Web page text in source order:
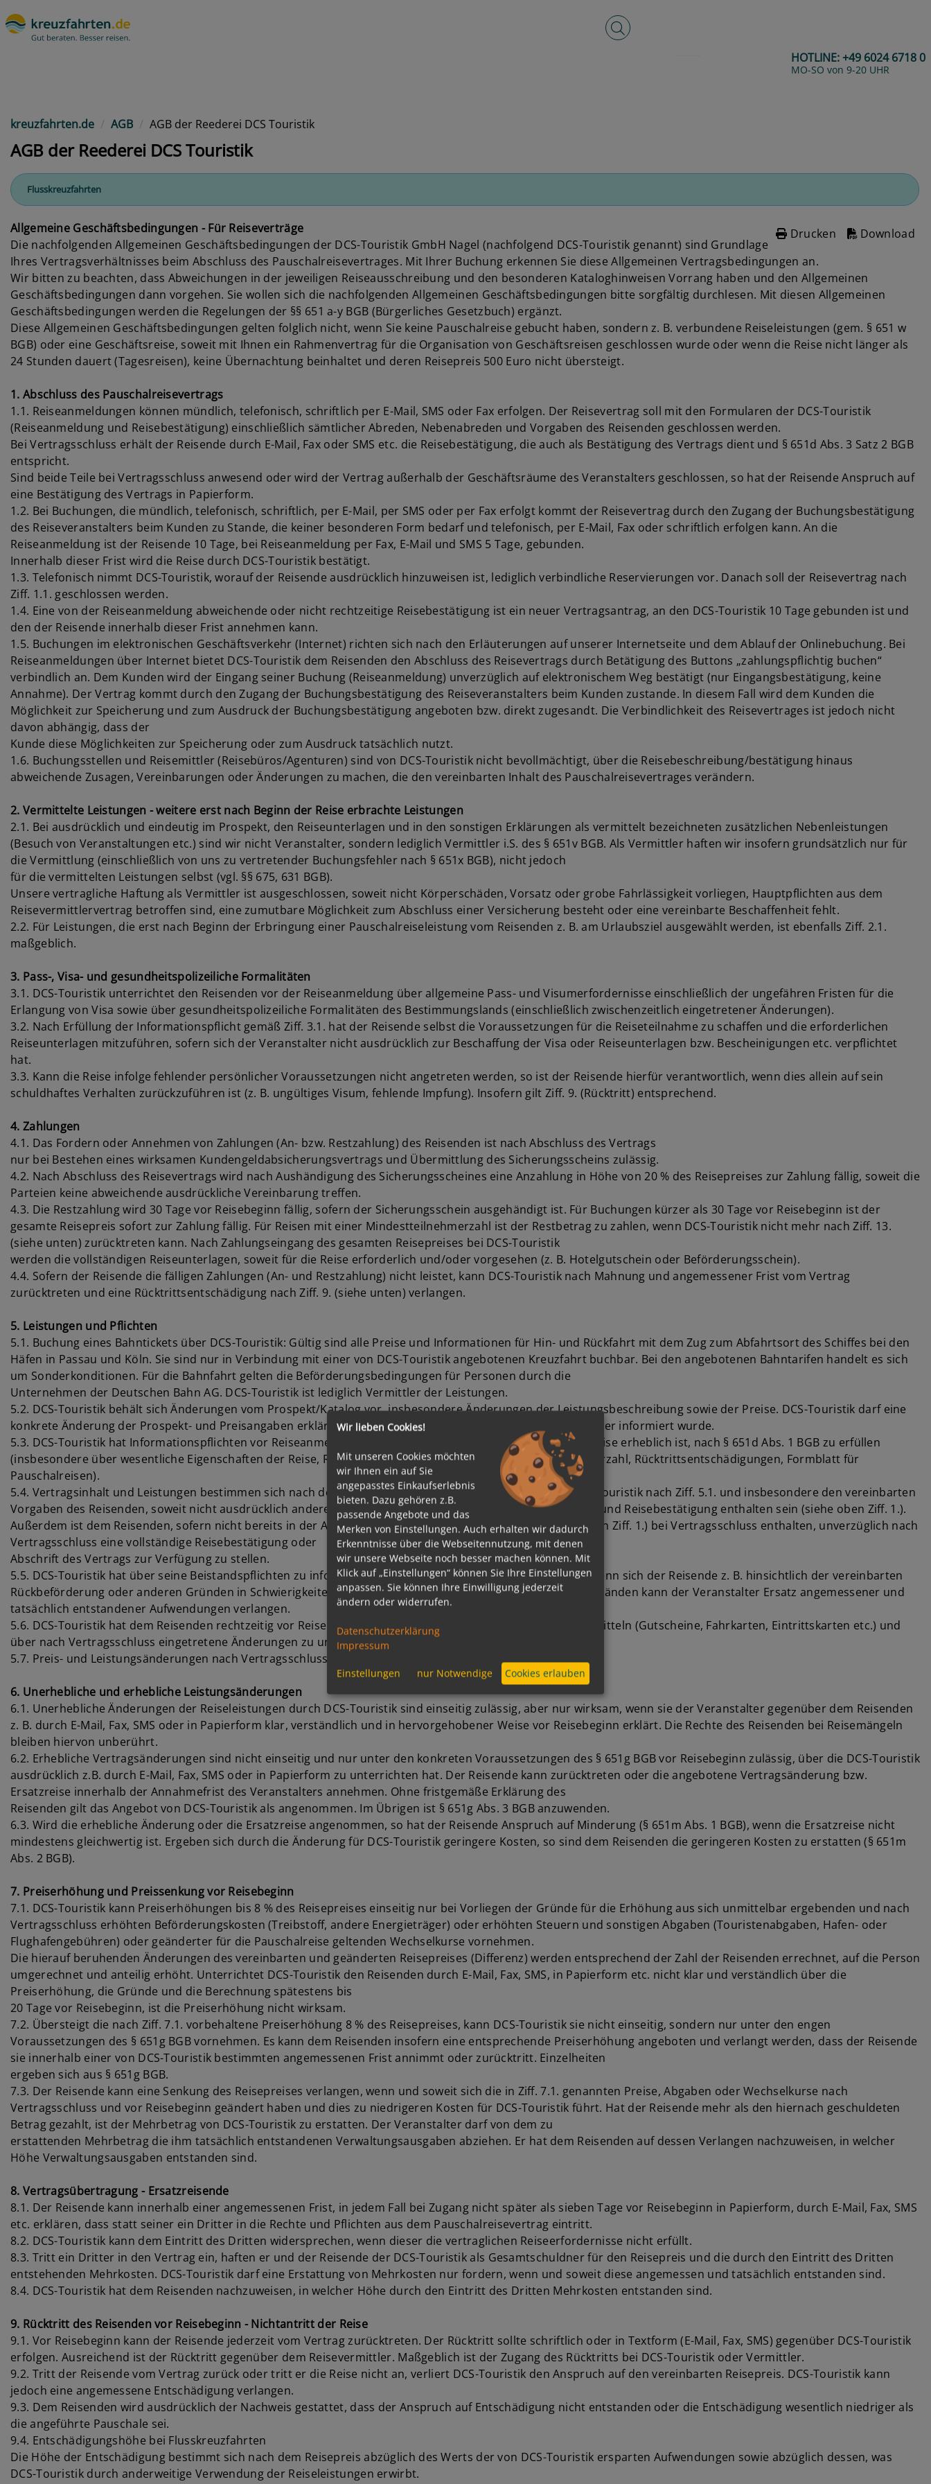
Volltextsuche
HOTLINE:+49 6024 6718 0
MO-SO von 9-20 UHR
kreuzfahrten.de AGB AGB der Reederei DCS Touristik
AGB der Reederei DCS Touristik
Flusskreuzfahrten
Download
Drucken
Allgemeine Geschäftsbedingungen - Für Reiseverträge
Die nachfolgenden Allgemeinen Geschäftsbedingungen der DCS-Touristik GmbH Nagel (nachfolgend DCS-Touristik genannt) sind Grundlage
Ihres Vertragsverhältnisses beim Abschluss des Pauschalreisevertrages. Mit Ihrer Buchung erkennen Sie diese Allgemeinen Vertragsbedingungen an.
Wir bitten zu beachten, dass Abweichungen in der jeweiligen Reiseausschreibung und den besonderen Kataloghinweisen Vorrang haben und den Allgemeinen
Geschäftsbedingungen dann vorgehen. Sie wollen sich die nachfolgenden Allgemeinen Geschäftsbedingungen bitte sorgfältig durchlesen. Mit diesen Allgemeinen
Geschäftsbedingungen werden die Regelungen der §§ 651 a-y BGB (Bürgerliches Gesetzbuch) ergänzt.
Diese Allgemeinen Geschäftsbedingungen gelten folglich nicht, wenn Sie keine Pauschalreise gebucht haben, sondern z. B. verbundene Reiseleistungen (gem. § 651 w
BGB) oder eine Geschäftsreise, soweit mit Ihnen ein Rahmenvertrag für die Organisation von Geschäftsreisen geschlossen wurde oder wenn die Reise nicht länger als
24 Stunden dauert (Tagesreisen), keine Übernachtung beinhaltet und deren Reisepreis 500 Euro nicht übersteigt.
1. Abschluss des Pauschalreisevertrags
1.1. Reiseanmeldungen können mündlich, telefonisch, schriftlich per E-Mail, SMS oder Fax erfolgen. Der Reisevertrag soll mit den Formularen der DCS-Touristik
(Reiseanmeldung und Reisebestätigung) einschließlich sämtlicher Abreden, Nebenabreden und Vorgaben des Reisenden geschlossen werden.
Bei Vertragsschluss erhält der Reisende durch E-Mail, Fax oder SMS etc. die Reisebestätigung, die auch als Bestätigung des Vertrags dient und § 651d Abs. 3 Satz 2 BGB
entspricht.
Sind beide Teile bei Vertragsschluss anwesend oder wird der Vertrag außerhalb der Geschäftsräume des Veranstalters geschlossen, so hat der Reisende Anspruch auf
eine Bestätigung des Vertrags in Papierform.
1.2. Bei Buchungen, die mündlich, telefonisch, schriftlich, per E-Mail, per SMS oder per Fax erfolgt kommt der Reisevertrag durch den Zugang der Buchungsbestätigung
des Reiseveranstalters beim Kunden zu Stande, die keiner besonderen Form bedarf und telefonisch, per E-Mail, Fax oder schriftlich erfolgen kann. An die
Reiseanmeldung ist der Reisende 10 Tage, bei Reiseanmeldung per Fax, E-Mail und SMS 5 Tage, gebunden.
Innerhalb dieser Frist wird die Reise durch DCS-Touristik bestätigt.
1.3. Telefonisch nimmt DCS-Touristik, worauf der Reisende ausdrücklich hinzuweisen ist, lediglich verbindliche Reservierungen vor. Danach soll der Reisevertrag nach
Ziff. 1.1. geschlossen werden.
1.4. Eine von der Reiseanmeldung abweichende oder nicht rechtzeitige Reisebestätigung ist ein neuer Vertragsantrag, an den DCS-Touristik 10 Tage gebunden ist und
den der Reisende innerhalb dieser Frist annehmen kann.
1.5. Buchungen im elektronischen Geschäftsverkehr (Internet) richten sich nach den Erläuterungen auf unserer Internetseite und dem Ablauf der Onlinebuchung. Bei
Reiseanmeldungen über Internet bietet DCS-Touristik dem Reisenden den Abschluss des Reisevertrags durch Betätigung des Buttons „zahlungspflichtig buchen“
verbindlich an. Dem Kunden wird der Eingang seiner Buchung (Reiseanmeldung) unverzüglich auf elektronischem Weg bestätigt (nur Eingangsbestätigung, keine
Annahme). Der Vertrag kommt durch den Zugang der Buchungsbestätigung des Reiseveranstalters beim Kunden zustande. In diesem Fall wird dem Kunden die
Möglichkeit zur Speicherung und zum Ausdruck der Buchungsbestätigung angeboten bzw. direkt zugesandt. Die Verbindlichkeit des Reisevertrages ist jedoch nicht
davon abhängig, dass der
Kunde diese Möglichkeiten zur Speicherung oder zum Ausdruck tatsächlich nutzt.
1.6. Buchungsstellen und Reisemittler (Reisebüros/Agenturen) sind von DCS-Touristik nicht bevollmächtigt, über die Reisebeschreibung/bestätigung hinaus
abweichende Zusagen, Vereinbarungen oder Änderungen zu machen, die den vereinbarten Inhalt des Pauschalreisevertrages verändern.
2. Vermittelte Leistungen - weitere erst nach Beginn der Reise erbrachte Leistungen
2.1. Bei ausdrücklich und eindeutig im Prospekt, den Reiseunterlagen und in den sonstigen Erklärungen als vermittelt bezeichneten zusätzlichen Nebenleistungen
(Besuch von Veranstaltungen etc.) sind wir nicht Veranstalter, sondern lediglich Vermittler i.S. des § 651v BGB. Als Vermittler haften wir insofern grundsätzlich nur für
die Vermittlung (einschließlich von uns zu vertretender Buchungsfehler nach § 651x BGB), nicht jedoch
für die vermittelten Leistungen selbst (vgl. §§ 675, 631 BGB).
Unsere vertragliche Haftung als Vermittler ist ausgeschlossen, soweit nicht Körperschäden, Vorsatz oder grobe Fahrlässigkeit vorliegen, Hauptpflichten aus dem
Reisevermittlervertrag betroffen sind, eine zumutbare Möglichkeit zum Abschluss einer Versicherung besteht oder eine vereinbarte Beschaffenheit fehlt.
2.2. Für Leistungen, die erst nach Beginn der Erbringung einer Pauschalreiseleistung vom Reisenden z. B. am Urlaubsziel ausgewählt werden, ist ebenfalls Ziff. 2.1.
maßgeblich.
3. Pass-, Visa- und gesundheitspolizeiliche Formalitäten
3.1. DCS-Touristik unterrichtet den Reisenden vor der Reiseanmeldung über allgemeine Pass- und Visumerfordernisse einschließlich der ungefähren Fristen für die
Erlangung von Visa sowie über gesundheitspolizeiliche Formalitäten des Bestimmungslands (einschließlich zwischenzeitlich eingetretener Änderungen).
3.2. Nach Erfüllung der Informationspflicht gemäß Ziff. 3.1. hat der Reisende selbst die Voraussetzungen für die Reiseteilnahme zu schaffen und die erforderlichen
Reiseunterlagen mitzuführen, sofern sich der Veranstalter nicht ausdrücklich zur Beschaffung der Visa oder Reiseunterlagen bzw. Bescheinigungen etc. verpflichtet
hat.
3.3. Kann die Reise infolge fehlender persönlicher Voraussetzungen nicht angetreten werden, so ist der Reisende hierfür verantwortlich, wenn dies allein auf sein
schuldhaftes Verhalten zurückzuführen ist (z. B. ungültiges Visum, fehlende Impfung). Insofern gilt Ziff. 9. (Rücktritt) entsprechend.
4. Zahlungen
4.1. Das Fordern oder Annehmen von Zahlungen (An- bzw. Restzahlung) des Reisenden ist nach Abschluss des Vertrags
nur bei Bestehen eines wirksamen Kundengeldabsicherungsvertrags und Übermittlung des Sicherungsscheins zulässig.
4.2. Nach Abschluss des Reisevertrags wird nach Aushändigung des Sicherungsscheines eine Anzahlung in Höhe von 20 % des Reisepreises zur Zahlung fällig, soweit die
Parteien keine abweichende ausdrückliche Vereinbarung treffen.
4.3. Die Restzahlung wird 30 Tage vor Reisebeginn fällig, sofern der Sicherungsschein ausgehändigt ist. Für Buchungen kürzer als 30 Tage vor Reisebeginn ist der
gesamte Reisepreis sofort zur Zahlung fällig. Für Reisen mit einer Mindestteilnehmerzahl ist der Restbetrag zu zahlen, wenn DCS-Touristik nicht mehr nach Ziff. 13.
(siehe unten) zurücktreten kann. Nach Zahlungseingang des gesamten Reisepreises bei DCS-Touristik
werden die vollständigen Reiseunterlagen, soweit für die Reise erforderlich und/oder vorgesehen (z. B. Hotelgutschein oder Beförderungsschein).
4.4. Sofern der Reisende die fälligen Zahlungen (An- und Restzahlung) nicht leistet, kann DCS-Touristik nach Mahnung und angemessener Frist vom Vertrag
zurücktreten und eine Rücktrittsentschädigung nach Ziff. 9. (siehe unten) verlangen.
5. Leistungen und Pflichten
5.1. Buchung eines Bahntickets über DCS-Touristik: Gültig sind alle Preise und Informationen für Hin- und Rückfahrt mit dem Zug zum Abfahrtsort des Schiffes bei den
Häfen in Passau und Köln. Sie sind nur in Verbindung mit einer von DCS-Touristik angebotenen Kreuzfahrt buchbar. Bei den angebotenen Bahntarifen handelt es sich
um Sonderkonditionen. Für die Bahnfahrt gelten die Beförderungsbedingungen für Personen durch die
Unternehmen der Deutschen Bahn AG. DCS-Touristik ist lediglich Vermittler der Leistungen.
5.2. DCS-Touristik behält sich Änderungen vom Prospekt/Katalog vor, insbesondere Änderungen der Leistungsbeschreibung sowie der Preise. DCS-Touristik darf eine
konkrete Änderung der Prospekt- und Preisangaben erklären, wenn der Reisende vor Reiseanmeldung hierüber informiert wurde.
5.3. DCS-Touristik hat Informationspflichten vor Reiseanmeldung, soweit dies für die vorgesehene Pauschalreise erheblich ist, nach § 651d Abs. 1 BGB zu erfüllen
(insbesondere über wesentliche Eigenschaften der Reise, Reisepreis, An- und Restzahlung, Mindestteilnehmerzahl, Rücktrittsentschädigungen, Formblatt für
Pauschalreisen).
5.4. Vertragsinhalt und Leistungen bestimmen sich nach den vor Reisebeginn gemachten Angaben von DCS-Touristik nach Ziff. 5.1. und insbesondere den vereinbarten
Vorgaben des Reisenden, soweit nicht ausdrücklich anderes vereinbart ist. Sie sollen in der Reiseanmeldung und Reisebestätigung enthalten sein (siehe oben Ziff. 1.).
Außerdem ist dem Reisenden, sofern nicht bereits in der Annahme des Antrags (Reisebestätigung - siehe oben Ziff. 1.) bei Vertragsschluss enthalten, unverzüglich nach
Vertragsschluss eine vollständige Reisebestätigung oder
Abschrift des Vertrags zur Verfügung zu stellen.
5.5. DCS-Touristik hat über seine Beistandspflichten zu informieren und diese nach § 651q BGB zu erfüllen, wenn sich der Reisende z. B. hinsichtlich der vereinbarten
Rückbeförderung oder anderen Gründen in Schwierigkeiten befindet. Bei vom Reisenden verschuldeten Umständen kann der Veranstalter Ersatz angemessener und
tatsächlich entstandener Aufwendungen verlangen.
5.6. DCS-Touristik hat dem Reisenden rechtzeitig vor Reisebeginn die notwendigen Reiseunterlagen zu übermitteln (Gutscheine, Fahrkarten, Eintrittskarten etc.) und
über nach Vertragsschluss eingetretene Änderungen zu unterrichten (siehe auch Ziff. 6. und Ziff. 7.).
5.7. Preis- und Leistungsänderungen nach Vertragsschluss sind in Ziff. 6. sowie Ziff. 7. geregelt.
6. Unerhebliche und erhebliche Leistungsänderungen
6.1. Unerhebliche Änderungen der Reiseleistungen durch DCS-Touristik sind einseitig zulässig, aber nur wirksam, wenn sie der Veranstalter gegenüber dem Reisenden
z. B. durch E-Mail, Fax, SMS oder in Papierform klar, verständlich und in hervorgehobener Weise vor Reisebeginn erklärt. Die Rechte des Reisenden bei Reisemängeln
bleiben hiervon unberührt.
6.2. Erhebliche Vertragsänderungen sind nicht einseitig und nur unter den konkreten Voraussetzungen des § 651g BGB vor Reisebeginn zulässig, über die DCS-Touristik
ausdrücklich z.B. durch E-Mail, Fax, SMS oder in Papierform zu unterrichten hat. Der Reisende kann zurücktreten oder die angebotene Vertragsänderung bzw.
Ersatzreise innerhalb der Annahmefrist des Veranstalters annehmen. Ohne fristgemäße Erklärung des
Reisenden gilt das Angebot von DCS-Touristik als angenommen. Im Übrigen ist § 651g Abs. 3 BGB anzuwenden.
6.3. Wird die erhebliche Änderung oder die Ersatzreise angenommen, so hat der Reisende Anspruch auf Minderung (§ 651m Abs. 1 BGB), wenn die Ersatzreise nicht
mindestens gleichwertig ist. Ergeben sich durch die Änderung für DCS-Touristik geringere Kosten, so sind dem Reisenden die geringeren Kosten zu erstatten (§ 651m
Abs. 2 BGB).
7. Preiserhöhung und Preissenkung vor Reisebeginn
7.1. DCS-Touristik kann Preiserhöhungen bis 8 % des Reisepreises einseitig nur bei Vorliegen der Gründe für die Erhöhung aus sich unmittelbar ergebenden und nach
Vertragsschluss erhöhten Beförderungskosten (Treibstoff, andere Energieträger) oder erhöhten Steuern und sonstigen Abgaben (Touristenabgaben, Hafen- oder
Flughafengebühren) oder geänderter für die Pauschalreise geltenden Wechselkurse vornehmen.
Die hierauf beruhenden Änderungen des vereinbarten und geänderten Reisepreises (Differenz) werden entsprechend der Zahl der Reisenden errechnet, auf die Person
umgerechnet und anteilig erhöht. Unterrichtet DCS-Touristik den Reisenden durch E-Mail, Fax, SMS, in Papierform etc. nicht klar und verständlich über die
Preiserhöhung, die Gründe und die Berechnung spätestens bis
20 Tage vor Reisebeginn, ist die Preiserhöhung nicht wirksam.
7.2. Übersteigt die nach Ziff. 7.1. vorbehaltene Preiserhöhung 8 % des Reisepreises, kann DCS-Touristik sie nicht einseitig, sondern nur unter den engen
Voraussetzungen des § 651g BGB vornehmen. Es kann dem Reisenden insofern eine entsprechende Preiserhöhung angeboten und verlangt werden, dass der Reisende
sie innerhalb einer von DCS-Touristik bestimmten angemessenen Frist annimmt oder zurücktritt. Einzelheiten
ergeben sich aus § 651g BGB.
7.3. Der Reisende kann eine Senkung des Reisepreises verlangen, wenn und soweit sich die in Ziff. 7.1. genannten Preise, Abgaben oder Wechselkurse nach
Vertragsschluss und vor Reisebeginn geändert haben und dies zu niedrigeren Kosten für DCS-Touristik führt. Hat der Reisende mehr als den hiernach geschuldeten
Betrag gezahlt, ist der Mehrbetrag von DCS-Touristik zu erstatten. Der Veranstalter darf von dem zu
erstattenden Mehrbetrag die ihm tatsächlich entstandenen Verwaltungsausgaben abziehen. Er hat dem Reisenden auf dessen Verlangen nachzuweisen, in welcher
Höhe Verwaltungsausgaben entstanden sind.
8. Vertragsübertragung - Ersatzreisende
8.1. Der Reisende kann innerhalb einer angemessenen Frist, in jedem Fall bei Zugang nicht später als sieben Tage vor Reisebeginn in Papierform, durch E-Mail, Fax, SMS
etc. erklären, dass statt seiner ein Dritter in die Rechte und Pflichten aus dem Pauschalreisevertrag eintritt.
8.2. DCS-Touristik kann dem Eintritt des Dritten widersprechen, wenn dieser die vertraglichen Reiseerfordernisse nicht erfüllt.
8.3. Tritt ein Dritter in den Vertrag ein, haften er und der Reisende der DCS-Touristik als Gesamtschuldner für den Reisepreis und die durch den Eintritt des Dritten
entstehenden Mehrkosten. DCS-Touristik darf eine Erstattung von Mehrkosten nur fordern, wenn und soweit diese angemessen und tatsächlich entstanden sind.
8.4. DCS-Touristik hat dem Reisenden nachzuweisen, in welcher Höhe durch den Eintritt des Dritten Mehrkosten entstanden sind.
9. Rücktritt des Reisenden vor Reisebeginn - Nichtantritt der Reise
9.1. Vor Reisebeginn kann der Reisende jederzeit vom Vertrag zurücktreten. Der Rücktritt sollte schriftlich oder in Textform (E-Mail, Fax, SMS) gegenüber DCS-Touristik
erfolgen. Ausreichend ist der Rücktritt gegenüber dem Reisevermittler. Maßgeblich ist der Zugang des Rücktritts bei DCS-Touristik oder Vermittler.
9.2. Tritt der Reisende vom Vertrag zurück oder tritt er die Reise nicht an, verliert DCS-Touristik den Anspruch auf den vereinbarten Reisepreis. DCS-Touristik kann
jedoch eine angemessene Entschädigung verlangen.
9.3. Dem Reisenden wird ausdrücklich der Nachweis gestattet, dass der Anspruch auf Entschädigung nicht entstanden oder die Entschädigung wesentlich niedriger als
die angeführte Pauschale sei.
9.4. Entschädigungshöhe bei Flusskreuzfahrten
Die Höhe der Entschädigung bestimmt sich nach dem Reisepreis abzüglich des Werts der von DCS-Touristik ersparten Aufwendungen sowie abzüglich dessen, was
DCS-Touristik durch anderweitige Verwendung der Reiseleistungen erwirbt.
Wir lieben Cookies!
Mit unseren Cookies möchten
wir Ihnen ein auf Sie
angepasstes Einkaufserlebnis
bieten. Dazu gehören z.B.
passende Angebote und das
Merken von Einstellungen. Auch erhalten wir dadurch
Erkenntnisse über die Webseitennutzung, mit denen
wir unsere Webseite noch besser machen können. Mit
Klick auf „Einstellungen“ können Sie Ihre Einstellungen
anpassen. Sie können Ihre Einwilligung jederzeit
ändern oder widerrufen.
Datenschutzerklärung
Impressum
Einstellungen nur Notwendige Cookies erlauben